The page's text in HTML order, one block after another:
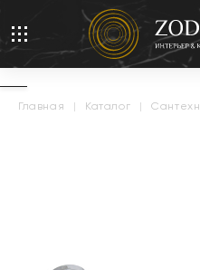
главная | каталог |